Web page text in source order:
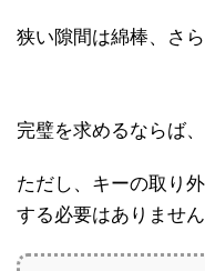
狭い隙間は綿棒、さ
完璧を求めるならば
ただし、キーの取り
する必要はありません